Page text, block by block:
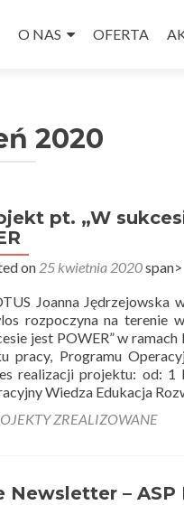
do
O NAS OFERTA
2020
pt. „W
on 25 kwietnia 2020span>
Joanna Jędrzejowska
rozpoczyna na terenie
jest POWER” w
pracy, Programu
realizacji projektu: od:
Wiedza Edukacja
ZREALIZOWANE
– ASP